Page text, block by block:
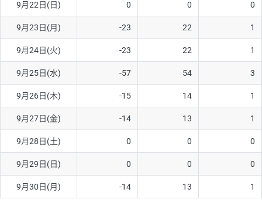
9月22日(日) 0 0 0
9月23日(月) -23 22 1
9月24日(火) -23 22 1
9月25日(水) -57 54 3
9月26日(木) -15 14 1
9月27日(金) -14 13 1
9月28日(土) 0 0 0
9月29日(日) 0 0 0
9月30日(月) -14 13 1